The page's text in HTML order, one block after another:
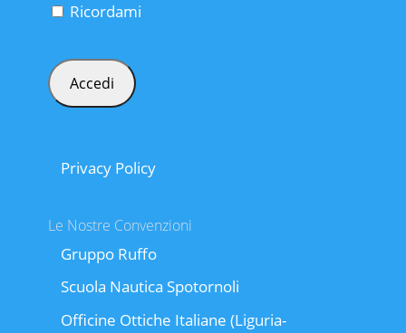
Ricordami
Privacy Policy
Le Nostre Convenzioni
Gruppo Ruffo
Scuola Nautica Spotornoli
Officine Ottiche Italiane (Liguria-